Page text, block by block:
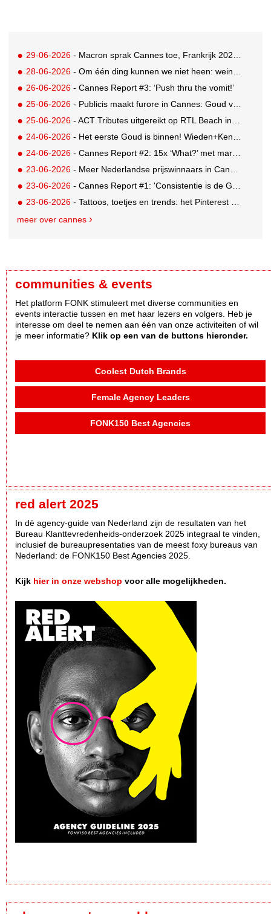
29-06-2026 - Macron sprak Cannes toe, Frankrijk 2026 Creative Country of the Year
28-06-2026 - Om één ding kunnen we niet heen: weinig awards voor Nederland in drukbezocht Cannes
26-06-2026 - Cannes Report #3: ‘Push thru the vomit!’
25-06-2026 - Publicis maakt furore in Cannes: Goud voor Renault-campagne
25-06-2026 - ACT Tributes uitgereikt op RTL Beach in Cannes
24-06-2026 - Het eerste Goud is binnen! Wieden+Kennedy glanst met LEGO-campagne
24-06-2026 - Cannes Report #2: 15x ‘What?’ met marketing-enfant terrible Andrew Tindall
23-06-2026 - Meer Nederlandse prijswinnaars in Cannes: Brons en Zilver voor GUT
23-06-2026 - Cannes Report #1: 'Consistentie is de GOAT'
23-06-2026 - Tattoos, toetjes en trends: het Pinterest Manifestival zet inspiratie om in iets tastbaars
meer over cannes
communities & events
Het platform FONK stimuleert met diverse communities en
events interactie tussen en met haar lezers en volgers. Heb je
interesse om deel te nemen aan één van onze activiteiten of wil
je meer informatie? Klik op een van de buttons hieronder.
Coolest Dutch Brands
Female Agency Leaders
FONK150 Best Agencies
red alert 2025
In dè agency-guide van Nederland zijn de resultaten van het
Bureau Klanttevredenheids-onderzoek 2025 integraal te vinden,
inclusief de bureaupresentaties van de meest foxy bureaus van
Nederland: de FONK150 Best Agencies 2025.
Kijk hier in onze webshop voor alle mogelijkheden.